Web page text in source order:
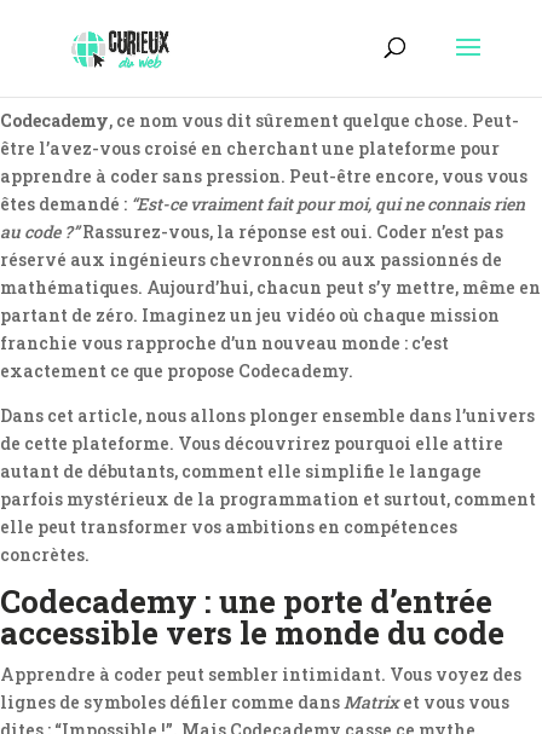
Codecademy, ce nom vous dit sûrement quelque chose. Peut-
être l’avez-vous croisé en cherchant une plateforme pour
apprendre à coder sans pression. Peut-être encore, vous vous
êtes demandé : “Est-ce vraiment fait pour moi, qui ne connais rien
au code ?”Rassurez-vous, la réponse est oui. Coder n’est pas
réservé aux ingénieurs chevronnés ou aux passionnés de
mathématiques. Aujourd’hui, chacun peut s’y mettre, même en
partant de zéro. Imaginez un jeu vidéo où chaque mission
franchie vous rapproche d’un nouveau monde : c’est
exactement ce que propose Codecademy.
Dans cet article, nous allons plonger ensemble dans l’univers
de cette plateforme. Vous découvrirez pourquoi elle attire
autant de débutants, comment elle simplifie le langage
parfois mystérieux de la programmation et surtout, comment
elle peut transformer vos ambitions en compétences
concrètes.
Codecademy : une porte d’entrée
accessible vers le monde du code
Apprendre à coder peut sembler intimidant. Vous voyez des
lignes de symboles défiler comme dansMatrixet vous vous